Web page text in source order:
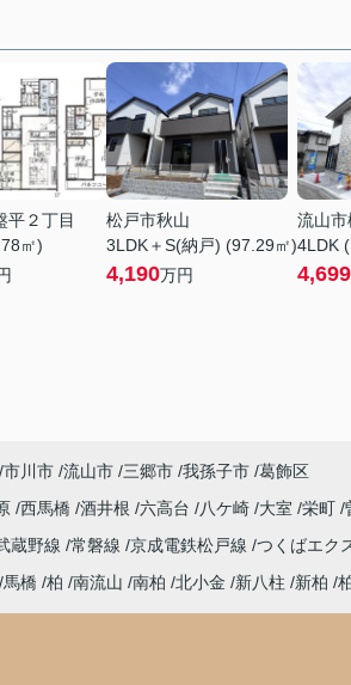
平２丁目
㎡)
松戸市秋山
3LDK＋S(納戸) (97.29㎡)
4,190万円
流山市
4LDK
4,699
市川市 流山市 三郷市 我孫子市 葛飾区
西馬橋 酒井根 六高台 八ケ崎 大室 栄町
蔵野線 常磐線 京成電鉄松戸線 つくばエク
馬橋 柏 南流山 南柏 北小金 新八柱 新柏